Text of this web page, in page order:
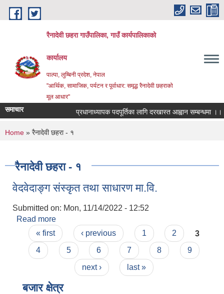
Skip to main content
रैनादेवी छहरा गाउँपालिका, गाउँ कार्यपालिकाको
कार्यालय
पाल्पा, लुम्बिनी प्रदेश, नेपाल
"आर्थिक, सामाजिक, पर्यटन र पूर्वाधार: समृद्ध रैनादेवी छहराको
मूल आधार"
समाचार प्रधानाध्यापक पदपूर्तिका लागि दरखास्त आह्वान सम्बन्धमा ।।।
You are here
Home » रैनादेवी छहरा - १
रैनादेवी छहरा - १
वेदवेदाङ्ग संस्कृत तथा साधारण मा.वि.
Submitted on: Mon, 11/14/2022 - 12:52
Read more
Pages
« first ‹ previous 1 2
3
4
5 6 7 8
9
next ›
last »
बजार क्षेत्र